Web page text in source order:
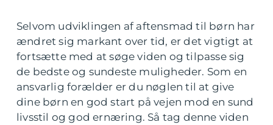
Selvom udviklingen af aftensmad til børn har
ændret sig markant over tid, er det vigtigt at
fortsætte med at søge viden og tilpasse sig
de bedste og sundeste muligheder. Som en
ansvarlig forælder er du nøglen til at give
dine børn en god start på vejen mod en sund
livsstil og god ernæring. Så tag denne viden